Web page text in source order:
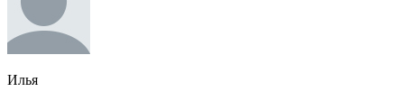
Илья